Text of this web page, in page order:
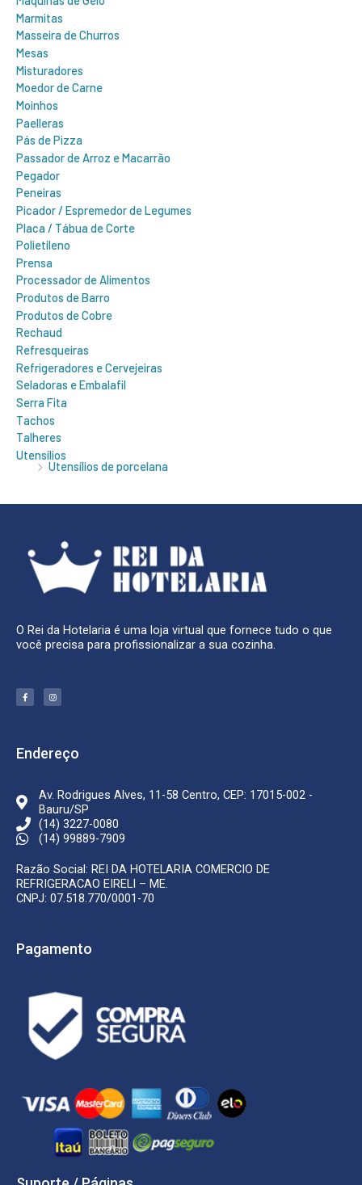
Marmitas
Masseira de Churros
Mesas
Misturadores
Moedor de Carne
Moinhos
Paelleras
Pás de Pizza
Passador de Arroz e Macarrão
Pegador
Peneiras
Picador / Espremedor de Legumes
Placa / Tábua de Corte
Polietileno
Prensa
Processador de Alimentos
Produtos de Barro
Produtos de Cobre
Rechaud
Refresqueiras
Refrigeradores e Cervejeiras
Seladoras e Embalafil
Serra Fita
Tachos
Talheres
Utensílios
Utensílios de porcelana
O Rei da Hotelaria é uma loja virtual que fornece tudo o que
você precisa para profissionalizar a sua cozinha.
F
a
c
k
-
I
n
s
m
Endereço
Av. Rodrigues Alves, 11-58 Centro, CEP: 17015-002 -
Bauru/SP
(14) 3227-0080
(14) 99889-7909
Razão Social: REI DA HOTELARIA COMERCIO DE
REFRIGERACAO EIRELI – ME.
CNPJ: 07.518.770/0001-70
Pagamento